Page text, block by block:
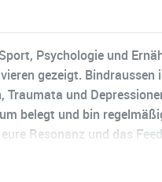
Psychologie und
gezeigt. Bindraussen
Traumata und
belegt und bin
Resonanz und das